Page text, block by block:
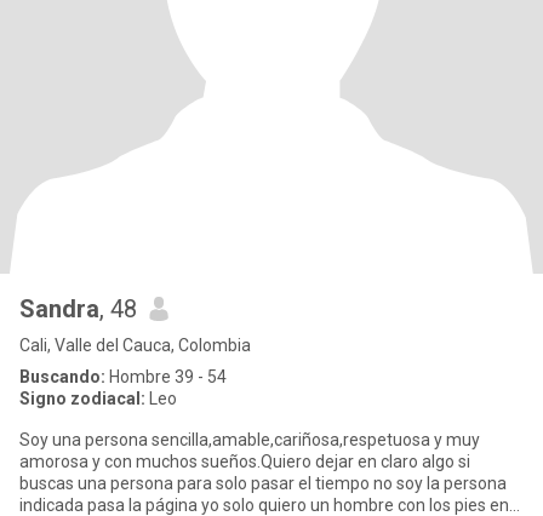
Sandra, 48
Cali, Valle del Cauca, Colombia
Buscando: Hombre 39 - 54
Signo zodiacal: Leo
Soy una persona sencilla,amable,cariñosa,respetuosa y muy
amorosa y con muchos sueños.Quiero dejar en claro algo si
buscas una persona para solo pasar el tiempo no soy la persona
indicada pasa la página yo solo quiero un hombre con los pies en